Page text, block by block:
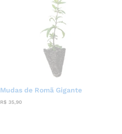
Mudas de Romã Gigante
R$ 35,90